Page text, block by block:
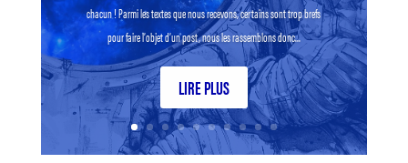
chacun ! Parmi les textes que nous recevons, certains sont trop brefs
pour faire l’objet d’un post, nous les rassemblons donc...
LIRE PLUS